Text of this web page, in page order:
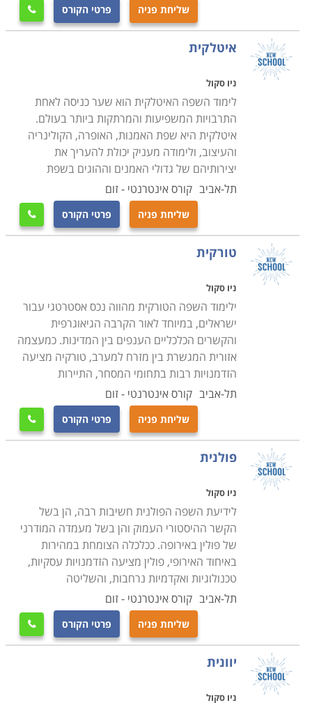
שליחת פניה פרטי הקורס 
איטלקית
ניו סקול
לימוד השפה האיטלקית הוא שער כניסה לאחת
התרבויות המשפיעות והמרתקות ביותר בעולם.
איטלקית היא שפת האמנות, האופרה, הקולינריה
והעיצוב, ולימודה מעניק יכולת להעריך את
יצירותיהם של גדולי האמנים וההוגים בשפת
תל-אביב קורס אינטרנטי - זום
שליחת פניה פרטי הקורס 
טורקית
ניו סקול
ילימוד השפה הטורקית מהווה נכס אסטרטגי עבור
ישראלים, במיוחד לאור הקרבה הגיאוגרפית
והקשרים הכלכליים הענפים בין המדינות. כמעצמה
אזורית המגשרת בין מזרח למערב, טורקיה מציעה
הזדמנויות רבות בתחומי המסחר, התיירות
תל-אביב קורס אינטרנטי - זום
שליחת פניה פרטי הקורס 
פולנית
ניו סקול
לידיעת השפה הפולנית חשיבות רבה, הן בשל
הקשר ההיסטורי העמוק והן בשל מעמדה המודרני
של פולין באירופה. ככלכלה הצומחת במהירות
באיחוד האירופי, פולין מציעה הזדמנויות עסקיות,
טכנולוגיות ואקדמיות נרחבות, והשליטה
תל-אביב קורס אינטרנטי - זום
שליחת פניה פרטי הקורס 
יוונית
ניו סקול